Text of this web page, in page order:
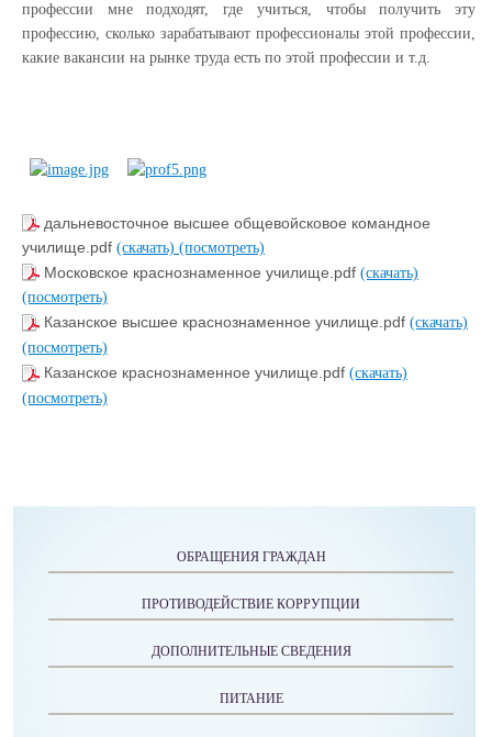
профессии мне подходят, где учиться, чтобы получить эту
профессию, сколько зарабатывают профессионалы этой профессии,
какие вакансии на рынке труда есть по этой профессии и т.д.
дальневосточное высшее общевойсковое командное
училище.pdf (скачать) (посмотреть)
Московское краснознаменное училище.pdf (скачать)
(посмотреть)
Казанское высшее краснознаменное училище.pdf (скачать)
(посмотреть)
Казанское краснознаменное училище.pdf (скачать)
(посмотреть)
ОБРАЩЕНИЯ ГРАЖДАН
ПРОТИВОДЕЙСТВИЕ КОРРУПЦИИ
ДОПОЛНИТЕЛЬНЫЕ СВЕДЕНИЯ
ПИТАНИЕ